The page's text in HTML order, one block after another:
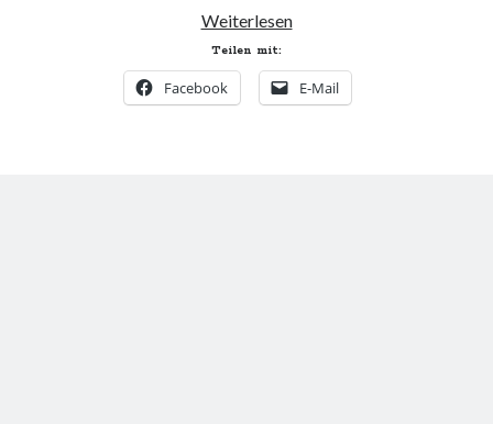
WeiterlesenGoldener
Teilen mit:
Facebook E-Mail